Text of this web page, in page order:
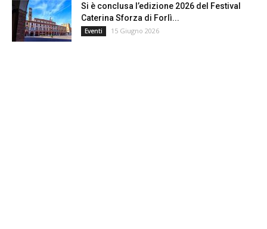
Si è conclusa l’edizione 2026 del Festival
Caterina Sforza di Forlì...
Eventi 15 Giugno 2026